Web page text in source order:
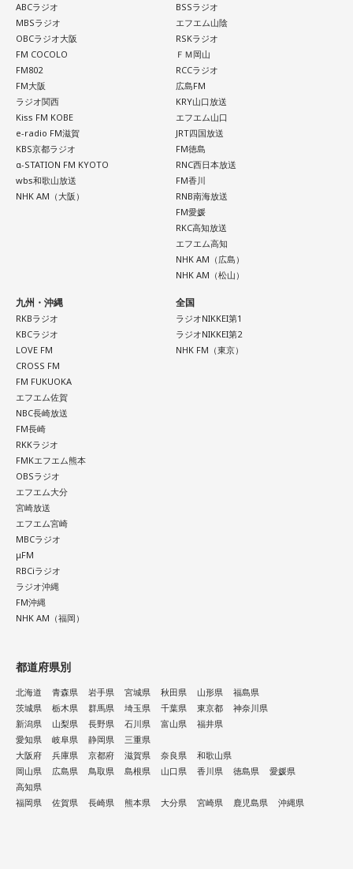
ABCラジオ
MBSラジオ
OBCラジオ大阪
FM COCOLO
FM802
FM大阪
ラジオ関西
Kiss FM KOBE
e-radio FM滋賀
KBS京都ラジオ
α-STATION FM KYOTO
wbs和歌山放送
NHK AM（大阪）
BSSラジオ
エフエム山陰
RSKラジオ
ＦＭ岡山
RCCラジオ
広島FM
KRY山口放送
エフエム山口
JRT四国放送
FM徳島
RNC西日本放送
FM香川
RNB南海放送
FM愛媛
RKC高知放送
エフエム高知
NHK AM（広島）
NHK AM（松山）
九州・沖縄
RKBラジオ
KBCラジオ
LOVE FM
CROSS FM
FM FUKUOKA
エフエム佐賀
NBC長崎放送
FM長崎
RKKラジオ
FMKエフエム熊本
OBSラジオ
エフエム大分
宮崎放送
エフエム宮崎
MBCラジオ
μFM
RBCiラジオ
ラジオ沖縄
FM沖縄
NHK AM（福岡）
全国
ラジオNIKKEI第1
ラジオNIKKEI第2
NHK FM（東京）
都道府県別
北海道 青森県 岩手県 宮城県 秋田県 山形県
福島県
茨城県
栃木県 群馬県 埼玉県 千葉県 東京都
神奈川県
新潟県
山梨県 長野県 石川県 富山県
福井県
愛知県
岐阜県 静岡県
三重県
大阪府
兵庫県 京都府 滋賀県 奈良県
和歌山県
岡山県
広島県 鳥取県 島根県 山口県 香川県 徳島県
愛媛県
高知県
福岡県
佐賀県 長崎県 熊本県 大分県 宮崎県 鹿児島県 沖縄県